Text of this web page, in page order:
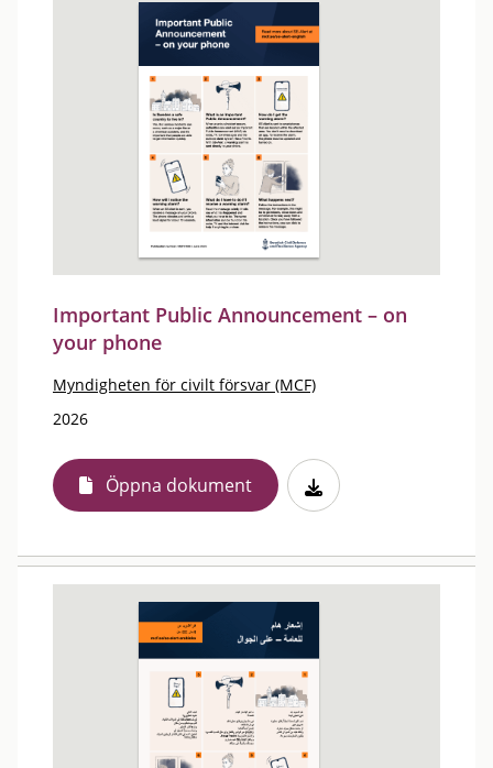
Important Public Announcement – on
your phone
Myndigheten för civilt försvar (MCF)
2026
Öppna dokument